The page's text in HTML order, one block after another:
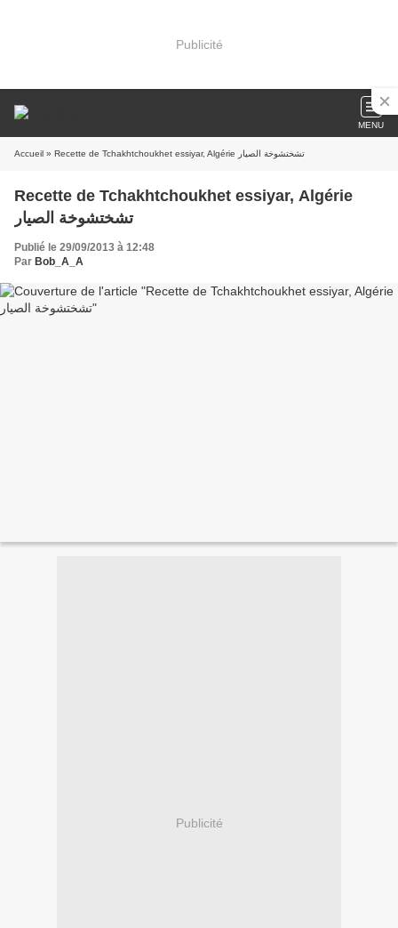
Publicité
MENU
Accueil » Recette de Tchakhtchoukhet essiyar, Algérie تشختشوخة الصيار
Recette de Tchakhtchoukhet essiyar, Algérie
تشختشوخة الصيار
Publié le 29/09/2013 à 12:48
Par Bob_A_A
Publicité